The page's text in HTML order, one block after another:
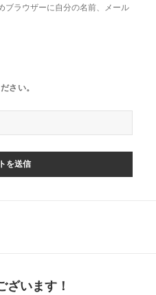
ブラウザーに自分の名前、メール
さい。
ざいます！